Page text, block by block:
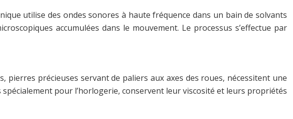
utilise des ondes sonores à haute fréquence dans un bain de solvants
accumulées dans le mouvement. Le processus s’effectue par
précieuses servant de paliers aux axes des roues, nécessitent une
pour l’horlogerie, conservent leur viscosité et leurs propriétés